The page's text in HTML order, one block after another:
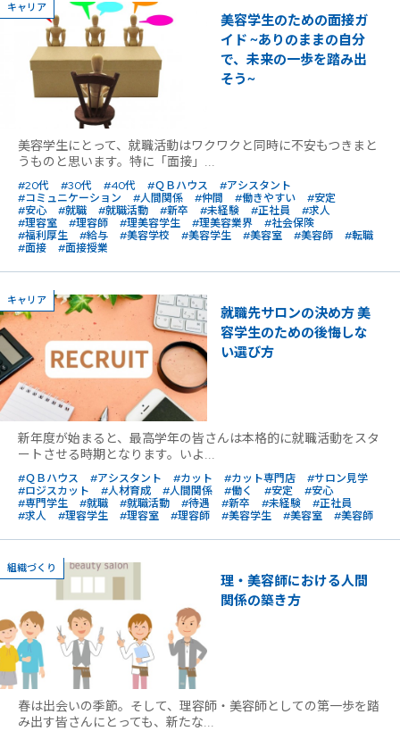
キャリア
美容学生のための面接ガ
イド ~ありのままの自分
で、未来の一歩を踏み出
そう~
美容学生にとって、就職活動はワクワクと同時に不安もつきまと
うものと思います。特に「面接」...
#20代 #30代 #40代 #ＱＢハウス
#アシスタント
#コミュニケーション
#人間関係 #仲間 #働きやすい
#安定
#安心
#就職 #就職活動 #新卒 #未経験 #正社員
#求人
#理容室
#理容師 #理美容学生 #理美容業界
#社会保険
#福利厚生
#給与 #美容学校 #美容学生 #美容室 #美容師
#転職
#面接
#面接授業
キャリア
就職先サロンの決め方 美
容学生のための後悔しな
い選び方
新年度が始まると、最高学年の皆さんは本格的に就職活動をスタ
ートさせる時期となります。いよ...
#ＱＢハウス #アシスタント #カット #カット専門店
#サロン見学
#ロジスカット
#人材育成 #人間関係 #働く #安定
#安心
#専門学生
#就職 #就職活動 #待遇 #新卒 #未経験
#正社員
#求人
#理容学生 #理容室 #理容師 #美容学生 #美容室 #美容師
組織づくり
理・美容師における人間
関係の築き方
春は出会いの季節。そして、理容師・美容師としての第一歩を踏
み出す皆さんにとっても、新たな...